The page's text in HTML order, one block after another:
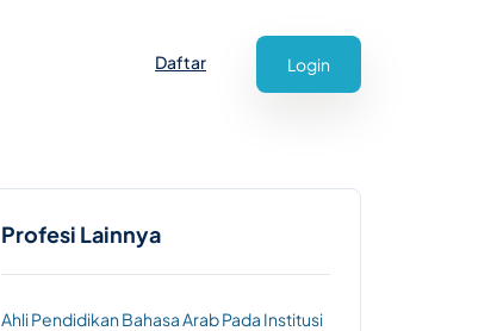
Daftar Login
Profesi Lainnya
Ahli Pendidikan Bahasa Arab Pada Institusi